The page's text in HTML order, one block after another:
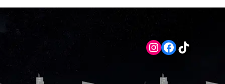
InstagramFacebook
TikTok